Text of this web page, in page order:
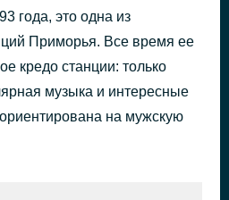
года, это одна из
Приморья. Все время ее
кредо станции: только
музыка и интересные
на мужскую